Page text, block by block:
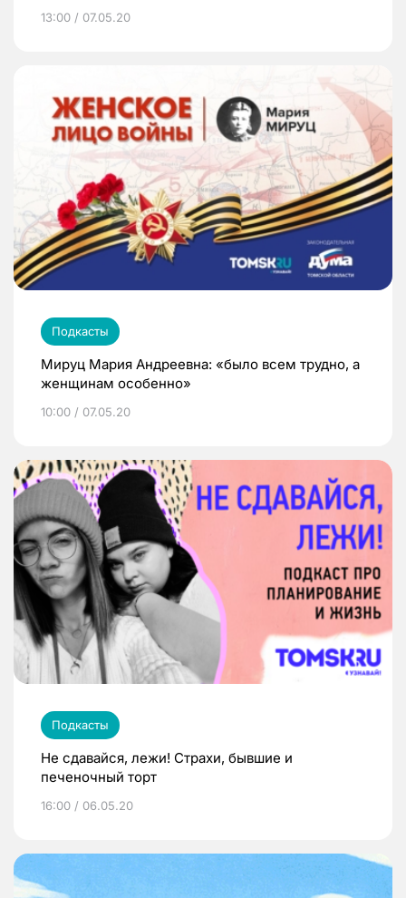
13:00 / 07.05.20
Подкасты
Мируц Мария Андреевна: «было всем трудно, а
женщинам особенно»
10:00 / 07.05.20
Подкасты
Не сдавайся, лежи! Страхи, бывшие и
печеночный торт
16:00 / 06.05.20